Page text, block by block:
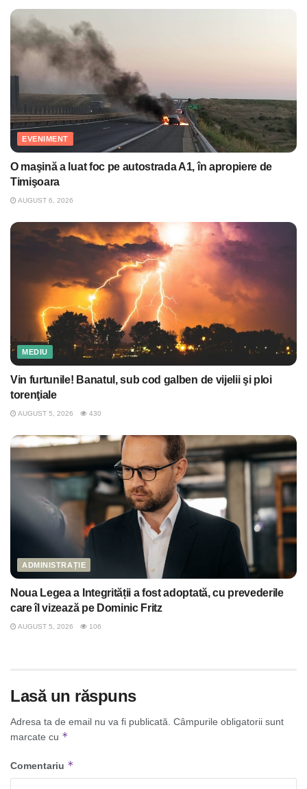
EVENIMENT
O maşină a luat foc pe autostrada A1, în apropiere de
Timişoara
AUGUST 6, 2026
MEDIU
Vin furtunile! Banatul, sub cod galben de vijelii şi ploi
torenţiale
AUGUST 5, 2026 430
ADMINISTRAȚIE
Noua Legea a Integrității a fost adoptată, cu prevederile
care îl vizează pe Dominic Fritz
AUGUST 5, 2026 106
Lasă un răspuns
Adresa ta de email nu va fi publicată. Câmpurile obligatorii sunt
marcate cu *
Comentariu *